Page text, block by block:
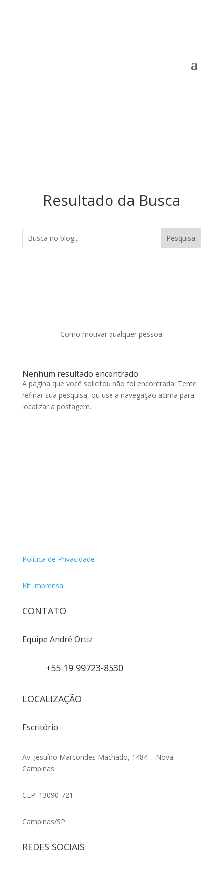
Resultado da Busca
Como motivar qualquer pessoa
Nenhum resultado encontrado
A página que você solicitou não foi encontrada. Tente
refinar sua pesquisa, ou use a navegação acima para
localizar a postagem.
Política de Privacidade
Kit Imprensa
CONTATO
Equipe André Ortiz
+55 19 99723-8530
LOCALIZAÇÃO
Escritório
Av. Jesuíno Marcondes Machado, 1484 – Nova
Campinas
CEP: 13090-721
Campinas/SP
REDES SOCIAIS